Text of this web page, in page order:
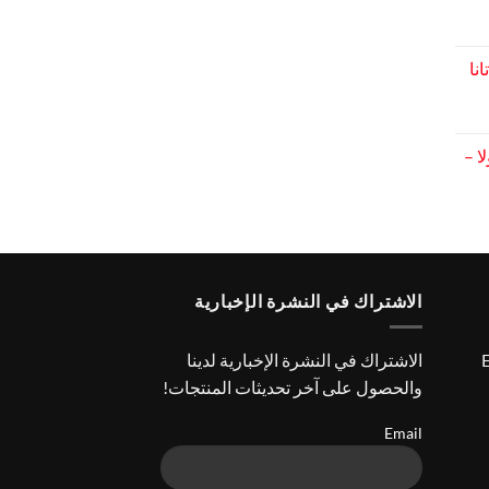
–
الاشتراك في النشرة الإخبارية
الاشتراك في النشرة الإخبارية لدينا
والحصول على آخر تحديثات المنتجات!
Email